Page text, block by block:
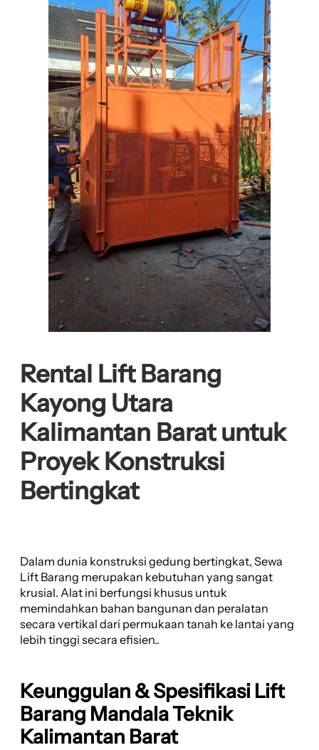
Rental Lift Barang
Kayong Utara
Kalimantan Barat untuk
Proyek Konstruksi
Bertingkat
Dalam dunia konstruksi gedung bertingkat, Sewa
Lift Barang merupakan kebutuhan yang sangat
krusial. Alat ini berfungsi khusus untuk
memindahkan bahan bangunan dan peralatan
secara vertikal dari permukaan tanah ke lantai yang
lebih tinggi secara efisien..
Keunggulan & Spesifikasi Lift
Barang Mandala Teknik
Kalimantan Barat